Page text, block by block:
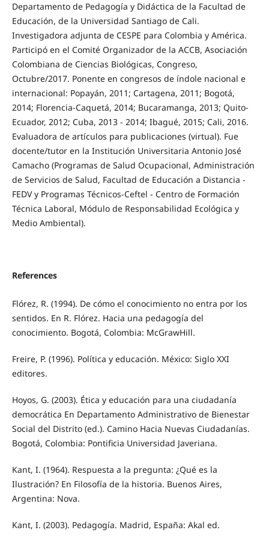
Departamento de Pedagogía y Didáctica de la Facultad de
Educación, de la Universidad Santiago de Cali.
Investigadora adjunta de CESPE para Colombia y América.
Participó en el Comité Organizador de la ACCB, Asociación
Colombiana de Ciencias Biológicas, Congreso,
Octubre/2017. Ponente en congresos de índole nacional e
internacional: Popayán, 2011; Cartagena, 2011; Bogotá,
2014; Florencia-Caquetá, 2014; Bucaramanga, 2013; Quito-
Ecuador, 2012; Cuba, 2013 - 2014; Ibagué, 2015; Cali, 2016.
Evaluadora de artículos para publicaciones (virtual). Fue
docente/tutor en la Institución Universitaria Antonio José
Camacho (Programas de Salud Ocupacional, Administración
de Servicios de Salud, Facultad de Educación a Distancia -
FEDV y Programas Técnicos-Ceftel - Centro de Formación
Técnica Laboral, Módulo de Responsabilidad Ecológica y
Medio Ambiental).
References
Flórez, R. (1994). De cómo el conocimiento no entra por los
sentidos. En R. Flórez. Hacia una pedagogía del
conocimiento. Bogotá, Colombia: McGrawHill.
Freire, P. (1996). Política y educación. México: Siglo XXI
editores.
Hoyos, G. (2003). Ética y educación para una ciudadanía
democrática En Departamento Administrativo de Bienestar
Social del Distrito (ed.). Camino Hacia Nuevas Ciudadanías.
Bogotá, Colombia: Pontificia Universidad Javeriana.
Kant, I. (1964). Respuesta a la pregunta: ¿Qué es la
Ilustración? En Filosofía de la historia. Buenos Aires,
Argentina: Nova.
Kant, I. (2003). Pedagogía. Madrid, España: Akal ed.